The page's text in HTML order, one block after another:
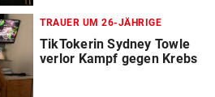
TRAUER UM 26-JÄHRIGE
TikTokerin Sydney Towle
verlor Kampf gegen Krebs